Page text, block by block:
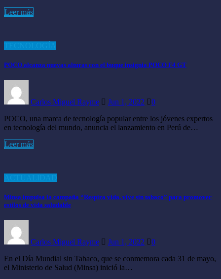
Leer más
POCO alcanza nuevas alturas con el buque insignia POCO F4 GT
Carlos Miguel Rayme Jun 1, 2022
0
POCO, una marca de tecnología popular entre los jóvenes expertos
en tecnología del mundo, anuncia el lanzamiento en Perú de…
Leer más
Minsa impulsa la campaña “Respira vida, vive sin tabaco” para promover
estilos de vida saludable
Carlos Miguel Rayme Jun 1, 2022
0
En el Día Mundial sin Tabaco, que se conmemora cada 31 de mayo,
el Ministerio de Salud (Minsa) inició la…